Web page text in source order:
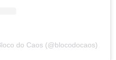
do Caos (@blocodocaos)